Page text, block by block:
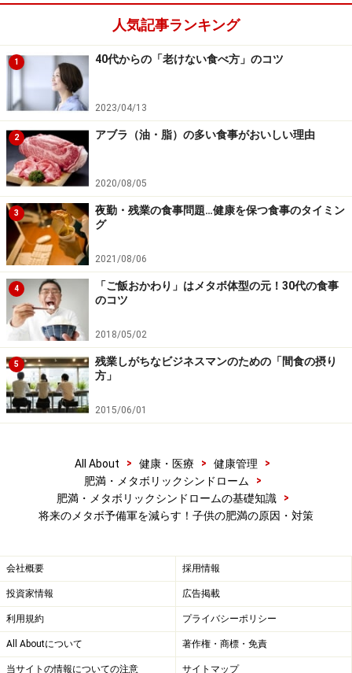
は約35kgと読み取れるわけです。子供の成長には個人差
がありますので、10歳の身長の平均は約136cmですが、
既に9歳で140cmを超えている等の場合、1年後に10歳の
平均値を目指すのはナンセンスです。そのため、現在の
身長を基準にして半年～1年後にどの位の身長になるか
を予想し、成長後の予想身長だと体重はどのくらいにな
ればよいのか、発育曲線から大体の目安を求めます。例
えば9歳の誕生日に140cm、体重43kgの男子なら、1年後
に145cmくらいまで成長すると仮定して、10歳の誕生日
に145cmの標準体重である40kgくらいになるように体重
を調整する等です。
男子の発育曲線「横断的標準身長・体重曲線（男子：0～18
歳）
（参考）男子の発育曲線「横断的標準身長・体重曲線
（男子：0～18歳）」
http://jspe.umin.jp/medical/files/zu1_a.pdf
女子の発育曲線「横断的標準身長・体重曲線（女子：0～18
http://jspe.umin.jp/medical/files/zu1_b.pdf
また、発育曲線を使ってその子供自身が太ったのか成長
したのかを図る方法もあります。例えば、発育曲線の一
番下の線に沿って成長していた子供が、身長は一番下の
人気記事ランキング
1 40代からの「老けない食べ方」のコツ
2023/04/13
2 アブラ（油・脂）の多い食事がおいしい理由
2020/08/05
3
夜勤・残業の食事問題…健康を保つ食事のタイミン
グ
2021/08/06
4
「ご飯おかわり」はメタボ体型の元！30代の食事
のコツ
2018/05/02
5
残業しがちなビジネスマンのための「間食の摂り
方」
2015/06/01
All About > 健康・医療 > 健康管理
>
肥満・メタボリックシンドローム
>
肥満・メタボリックシンドロームの基礎知識
>
将来のメタボ予備軍を減らす！子供の肥満の原因・対策
会社概要 採用情報
投資家情報 広告掲載
利用規約 プライバシーポリシー
All Aboutについて 著作権・商標・免責
当サイトの情報についての注意 サイトマップ